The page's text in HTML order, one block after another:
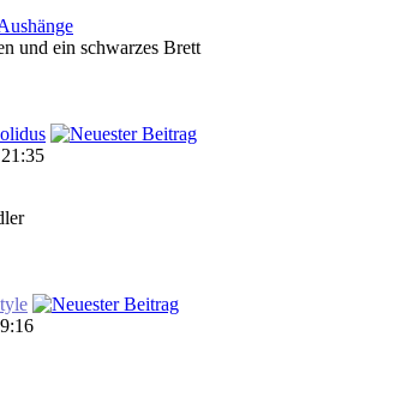
und ein schwarzes Brett